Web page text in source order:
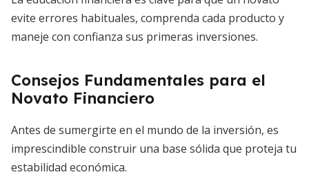
evite errores habituales, comprenda cada producto y
maneje con confianza sus primeras inversiones.
Consejos Fundamentales para el
Novato Financiero
Antes de sumergirte en el mundo de la inversión, es
imprescindible construir una base sólida que proteja tu
estabilidad económica.